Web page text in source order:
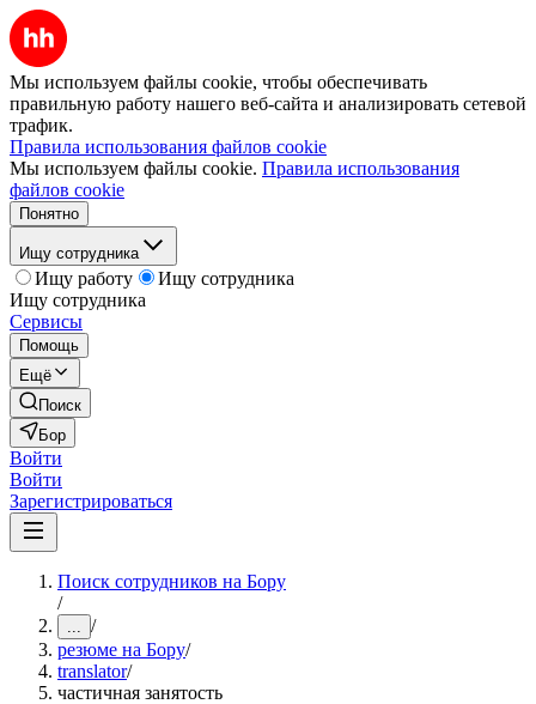
Мы используем файлы cookie, чтобы обеспечивать
правильную работу нашего веб-сайта и анализировать сетевой
трафик.
Правила использования файлов cookie
Мы используем файлы cookie. Правила использования
файлов cookie
Понятно
Ищу сотрудника
Ищу работу
Ищу сотрудника
Ищу сотрудника
Сервисы
Помощь
Ещё
Поиск
Бор
Войти
Войти
Зарегистрироваться
Поиск сотрудников на Бору
/
... /
резюме на Бору/
translator/
частичная занятость